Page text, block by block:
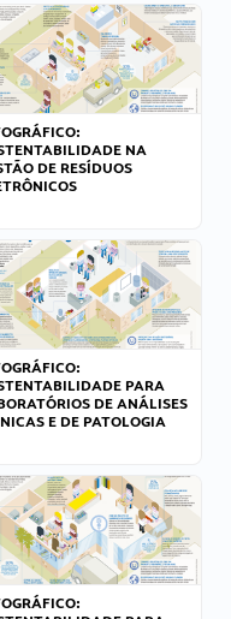
NA
DE RESÍDUOS
PARA
DE ANÁLISES
E DE PATOLOGIA